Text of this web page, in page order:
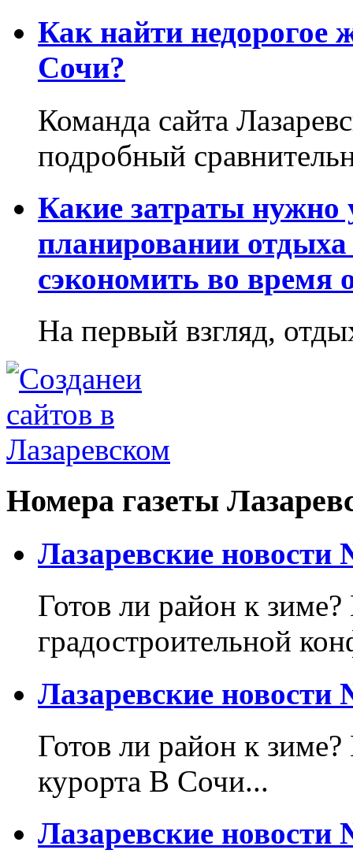
Как найти недорогое
Сочи?
Команда сайта
подробный
Какие затраты нужно
планировании
сэкономить во время
На первый взгляд,
Номера газеты
Лазаревские новости
Готов ли район к зиме?
градостроительной
Лазаревские новости
Готов ли район к
курорта В Сочи...
Лазаревские новости